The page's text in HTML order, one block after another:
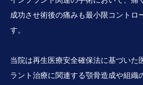
成功させ術後の痛みも最小限コントロ
す。
当院は再生医療安全確保法に基づいた
ラント治療に関連する顎骨造成や組織